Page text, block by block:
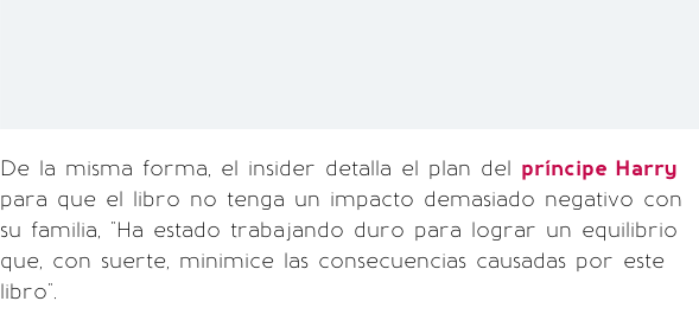
De la misma forma, el insider detalla el plan del príncipe Harry
para que el libro no tenga un impacto demasiado negativo con
su familia, "Ha estado trabajando duro para lograr un equilibrio
que, con suerte, minimice las consecuencias causadas por este
libro".